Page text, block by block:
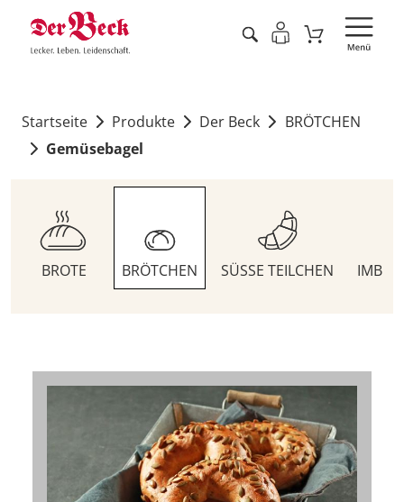
Startseite Produkte Der Beck
BRÖTCHEN
Gemüsebagel
BROTE BRÖTCHEN SÜSSE TEILCHEN